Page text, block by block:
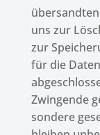
uns zur
zur
für die
Zwin­gende
son­dere